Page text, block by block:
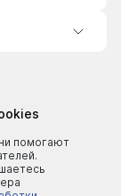
помогают